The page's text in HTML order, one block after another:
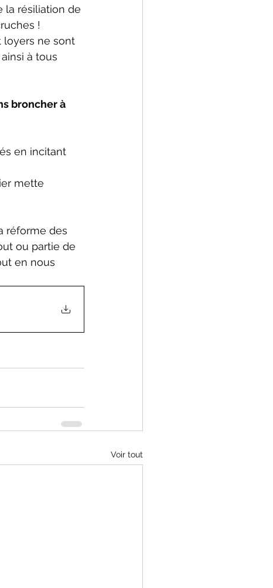
la résiliation de
!
loyers ne sont
à tous
broncher à
en incitant
mette
réforme des
ou partie de
en nous
Voir tout